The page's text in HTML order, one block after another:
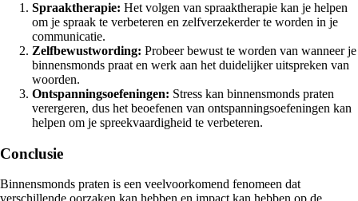
Spraaktherapie: Het volgen van spraaktherapie kan je helpen
om je spraak te verbeteren en zelfverzekerder te worden in je
communicatie.
Zelfbewustwording: Probeer bewust te worden van wanneer je
binnensmonds praat en werk aan het duidelijker uitspreken van
woorden.
Ontspanningsoefeningen: Stress kan binnensmonds praten
verergeren, dus het beoefenen van ontspanningsoefeningen kan
helpen om je spreekvaardigheid te verbeteren.
Conclusie
Binnensmonds praten is een veelvoorkomend fenomeen dat